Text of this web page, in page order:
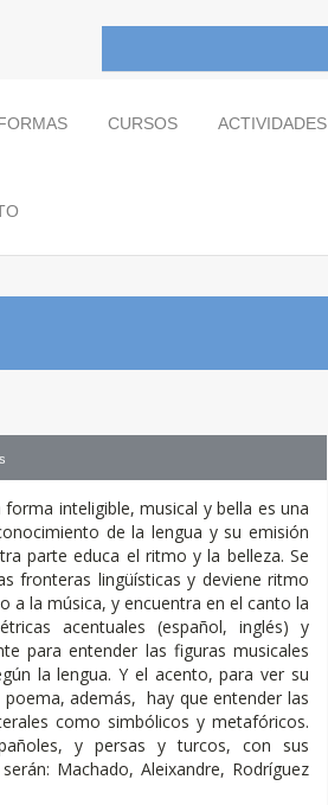
CURSOS ACTIVIDADES
inteligible, musical y bella es una
de la lengua y su emisión
parte educa el ritmo y la belleza. Se
fronteras lingüísticas y deviene ritmo
a la música, y encuentra en el canto la
acentuales (español, inglés) y
para entender las figuras musicales
la lengua. Y el acento, para ver su
además, hay que entender las
como simbólicos y metafóricos.
y persas y turcos, con sus
Machado, Aleixandre, Rodríguez